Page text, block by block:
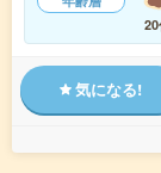
気になる!